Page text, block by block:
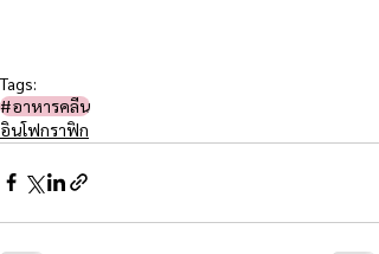
Tags:
#อาหารคลีน
อินโฟกราฟิก